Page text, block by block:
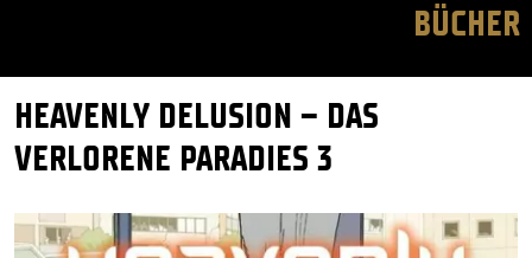
BÜCHER
HEAVENLY DELUSION – DAS
VERLORENE PARADIES 3